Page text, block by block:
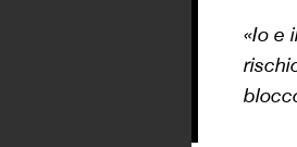
«Io e